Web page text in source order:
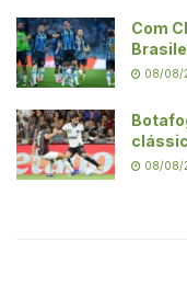
Com
08/08/
08/08/